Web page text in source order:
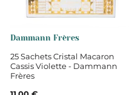
Dammann Frères
25 Sachets Cristal Macaron
Cassis Violette - Dammann
Frères